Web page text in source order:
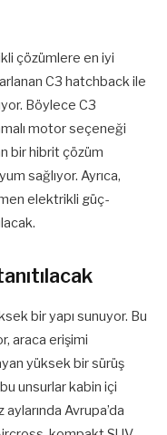
çözümlere en iyi
C3 hatchback ile
Böylece C3
motor seçeneği
bir hibrit çözüm
sağlıyor. Ayrıca,
elektrikli güç-
bir yapı sunuyor. Bu
araca erişimi
yüksek bir sürüş
unsurlar kabin içi
Avrupa’da